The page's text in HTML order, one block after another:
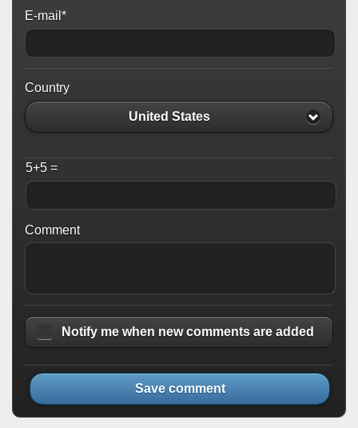
E-mail*
Country
United States
5+5 =
Comment
Notify me when new comments are added
Save comment